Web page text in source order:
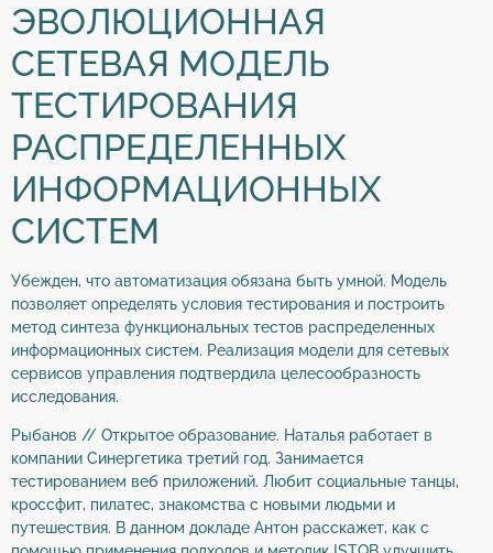
ЭВОЛЮЦИОННАЯ
СЕТЕВАЯ МОДЕЛЬ
ТЕСТИРОВАНИЯ
РАСПРЕДЕЛЕННЫХ
ИНФОРМАЦИОННЫХ
СИСТЕМ
Убежден, что автоматизация обязана быть умной. Модель
позволяет определять условия тестирования и построить
метод синтеза функциональных тестов распределенных
информационных систем. Реализация модели для сетевых
сервисов управления подтвердила целесообразность
исследования.
Рыбанов // Открытое образование. Наталья работает в
компании Синергетика третий год. Занимается
тестированием веб приложений. Любит социальные танцы,
кроссфит, пилатес, знакомства с новыми людьми и
путешествия. В данном докладе Антон расскажет, как с